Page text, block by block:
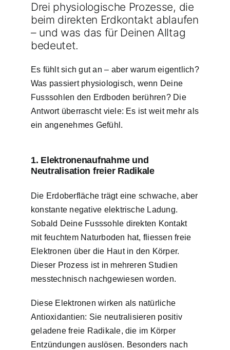
Drei physiologische Prozesse, die
beim direkten Erdkontakt ablaufen
– und was das für Deinen Alltag
bedeutet.
Es fühlt sich gut an – aber warum eigentlich?
Was passiert physiologisch, wenn Deine
Fusssohlen den Erdboden berühren? Die
Antwort überrascht viele: Es ist weit mehr als
ein angenehmes Gefühl.
1. Elektronenaufnahme und
Neutralisation freier Radikale
Die Erdoberfläche trägt eine schwache, aber
konstante negative elektrische Ladung.
Sobald Deine Fusssohle direkten Kontakt
mit feuchtem Naturboden hat, fliessen freie
Elektronen über die Haut in den Körper.
Dieser Prozess ist in mehreren Studien
messtechnisch nachgewiesen worden.
Diese Elektronen wirken als natürliche
Antioxidantien: Sie neutralisieren positiv
geladene freie Radikale, die im Körper
Entzündungen auslösen. Besonders nach